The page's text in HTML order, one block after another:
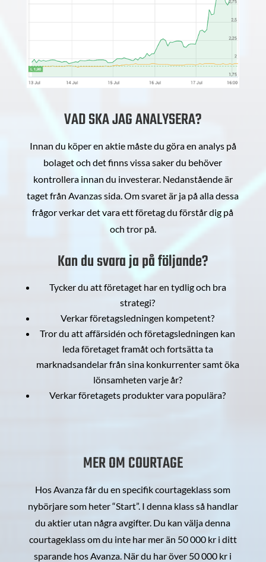
VAD SKA JAG ANALYSERA?
Innan du köper en aktie måste du göra en analys på
bolaget och det finns vissa saker du behöver
kontrollera innan du investerar. Nedanstående är
taget från Avanzas sida. Om svaret är ja på alla dessa
frågor verkar det vara ett företag du förstår dig på
och tror på.
Kan du svara ja på följande?
Tycker du att företaget har en tydlig och bra
strategi?
Verkar företagsledningen kompetent?
Tror du att affärsidén och företagsledningen kan
leda företaget framåt och fortsätta ta
marknadsandelar från sina konkurrenter samt öka
lönsamheten varje år?
Verkar företagets produkter vara populära?
MER OM COURTAGE
Hos Avanza får du en specifik courtageklass som
nybörjare som heter “Start”. I denna klass så handlar
du aktier utan några avgifter. Du kan välja denna
courtageklass om du inte har mer än 50 000 kr i ditt
sparande hos Avanza. När du har över 50 000 kr i